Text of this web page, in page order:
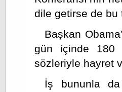
dile getirse de bu
Başkan
gün içinde
sözleriyle hayret
İş bununla da